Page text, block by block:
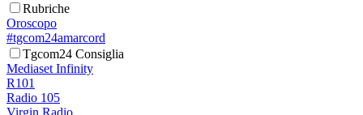
Rubriche
Oroscopo
#tgcom24amarcord
Tgcom24 Consiglia
Mediaset Infinity
R101
Radio 105
Virgin Radio